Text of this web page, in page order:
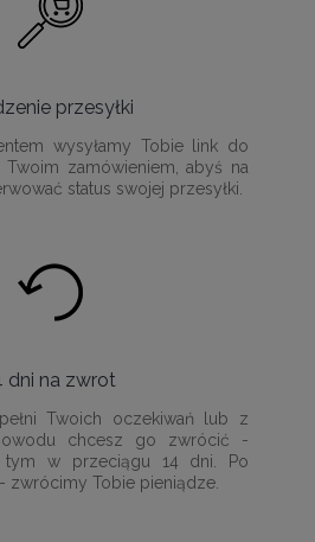
przesyłki
wysyłamy Tobie link do
zamówieniem, abyś na
status swojej przesyłki.
dni na zwrot
Twoich oczekiwań lub z
chcesz go zwrócić -
w przeciągu 14 dni. Po
zwrócimy Tobie pieniądze.